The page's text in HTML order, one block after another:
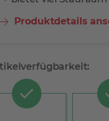
Produktdetails